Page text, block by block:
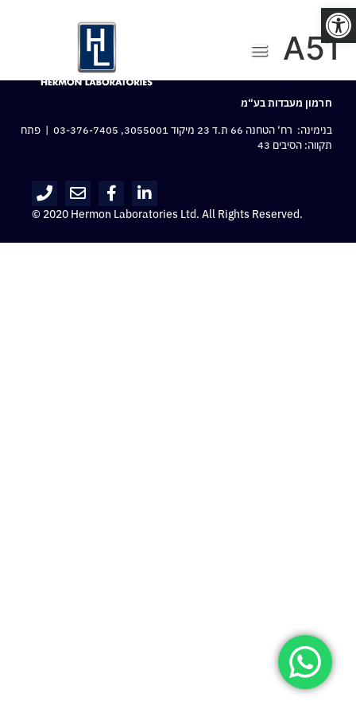
פתח סרגל נגישות
A51
חרמון מעבדות בע“מ
בנימינה: רח‘ הטחנה 66 ת.ד 23 מיקוד 3055001,
03-376-7405 | פתח
תקווה: הסיבים 43
© 2020 Hermon Laboratories Ltd. All Rights Reserved.